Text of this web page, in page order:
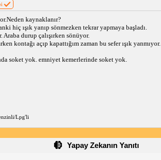
kaynaklanır?
hiç ışık yanıp sönmezken tekrar yapmaya başladı.
durup çalışırken sönüyor.
kontağı açıp kapattığım zaman bu sefer ışık yanmıyor.
soket yok. emniyet kemerlerinde soket yok.
Lpg'li
Yapay Zekanın Yanıtı